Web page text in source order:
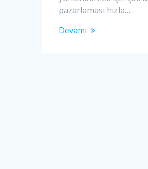
pazarlaması hızla…
Devamı